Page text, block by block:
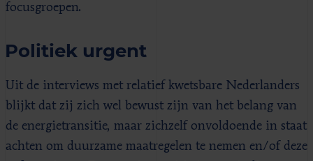
focusgroepen.
Politiek urgent
Uit de interviews met relatief kwetsbare Nederlanders
blijkt dat zij zich wel bewust zijn van het belang van
de energietransitie, maar zichzelf onvoldoende in staat
achten om duurzame maatregelen te nemen en/of deze